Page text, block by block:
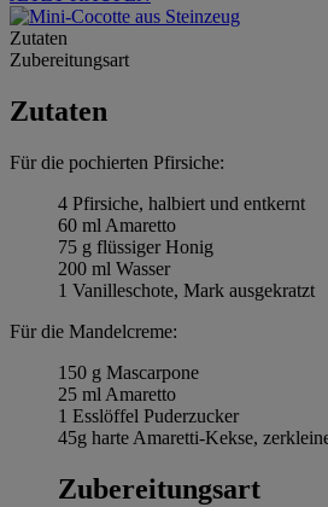
Zutaten
Zubereitungsart
Zutaten
Für die pochierten Pfirsiche:
4 Pfirsiche, halbiert und entkernt
60 ml Amaretto
75 g flüssiger Honig
200 ml Wasser
1 Vanilleschote, Mark ausgekratzt
Für die Mandelcreme:
150 g Mascarpone
25 ml Amaretto
1 Esslöffel Puderzucker
45g harte Amaretti-Kekse,
Zubereitungsart